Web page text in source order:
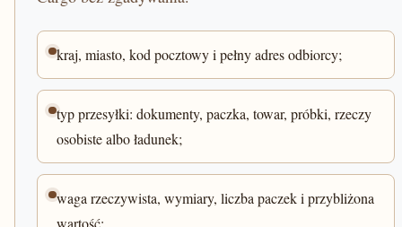
kraj, miasto, kod pocztowy i pełny adres odbiorcy;
typ przesyłki: dokumenty, paczka, towar, próbki, rzeczy
osobiste albo ładunek;
waga rzeczywista, wymiary, liczba paczek i przybliżona
wartość;